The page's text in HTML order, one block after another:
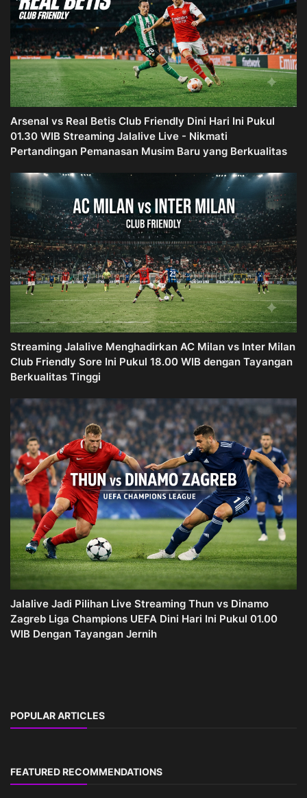
Arsenal vs Real Betis Club Friendly Dini Hari Ini Pukul
01.30 WIB Streaming Jalalive Live - Nikmati
Pertandingan Pemanasan Musim Baru yang Berkualitas
Streaming Jalalive Menghadirkan AC Milan vs Inter Milan
Club Friendly Sore Ini Pukul 18.00 WIB dengan Tayangan
Berkualitas Tinggi
Jalalive Jadi Pilihan Live Streaming Thun vs Dinamo
Zagreb Liga Champions UEFA Dini Hari Ini Pukul 01.00
WIB Dengan Tayangan Jernih
POPULAR ARTICLES
FEATURED RECOMMENDATIONS